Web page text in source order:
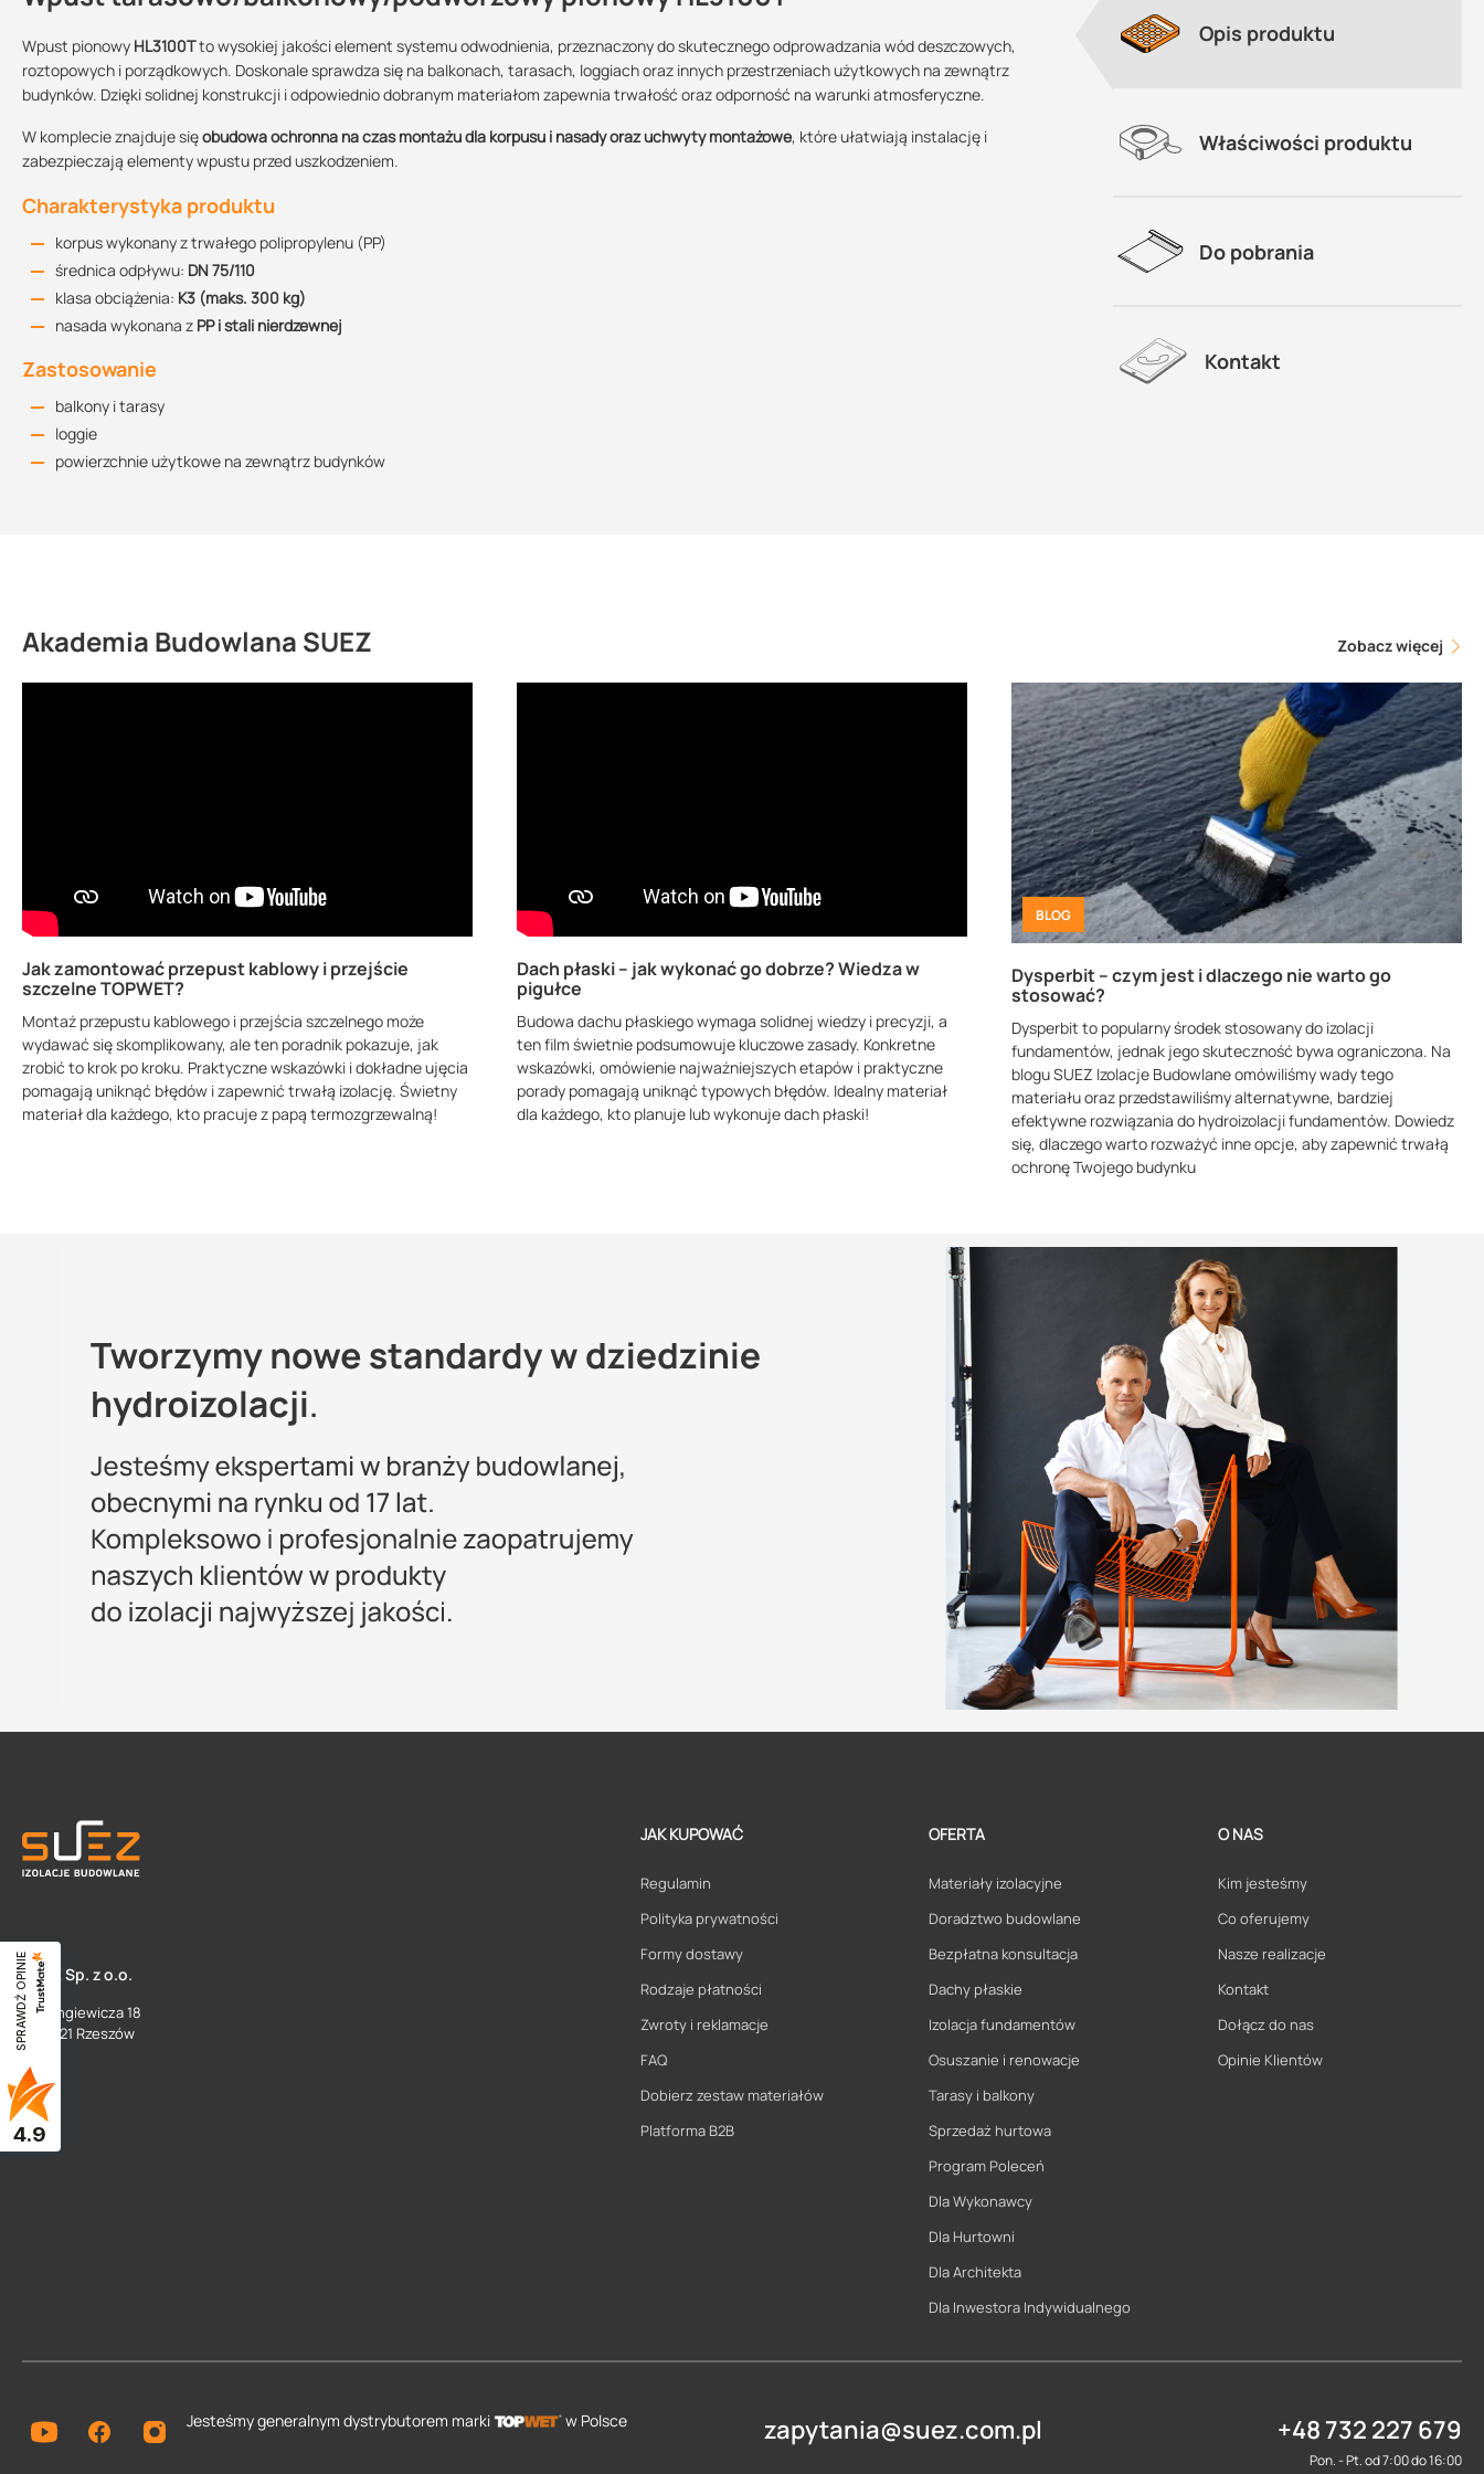
Wpust pionowy HL3100Tto wysokiej jakości element systemu odwodnienia, przeznaczony do skutecznego odprowadzania wód deszczowych,
roztopowych i porządkowych. Doskonale sprawdza się na balkonach, tarasach, loggiach oraz innych przestrzeniach użytkowych na zewnątrz
budynków. Dzięki solidnej konstrukcji i odpowiednio dobranym materiałom zapewnia trwałość oraz odporność na warunki atmosferyczne.
W komplecie znajduje sięobudowa ochronna na czas montażu dla korpusu i nasady oraz uchwyty montażowe, które ułatwiają instalację i
zabezpieczają elementy wpustu przed uszkodzeniem.
Charakterystyka produktu
korpus wykonany z trwałego polipropylenu (PP)
średnica odpływu: DN 75/110
klasa obciążenia: K3 (maks. 300 kg)
nasada wykonana z PP i stali nierdzewnej
Zastosowanie
balkony i tarasy
loggie
powierzchnie użytkowe na zewnątrz budynków
Wariant:
nieogrzewany
Średnica:
70/100
Sprzedajemy na:
sztuki
Podlega zwrotowi?:
tak
Rysunek techniczny
POBIERZ
Deklaracja właściwości użytkowych
Maszy pytania lub wątpliwości?
Skontaktuj się z nami
Opis produktu
Właściwości produktu
Do pobrania
Kontakt
Akademia Budowlana SUEZ Zobacz więcej
Jak zamontować przepust kablowy i przejście
szczelne TOPWET?
Montaż przepustu kablowego i przejścia szczelnego może
wydawać się skomplikowany, ale ten poradnik pokazuje, jak
zrobić to krok po kroku. Praktyczne wskazówki i dokładne ujęcia
pomagają uniknąć błędów i zapewnić trwałą izolację. Świetny
materiał dla każdego, kto pracuje z papą termozgrzewalną!
Dach płaski – jak wykonać go dobrze? Wiedza w
pigułce
Budowa dachu płaskiego wymaga solidnej wiedzy i precyzji, a
ten film świetnie podsumowuje kluczowe zasady. Konkretne
wskazówki, omówienie najważniejszych etapów i praktyczne
porady pomagają uniknąć typowych błędów. Idealny materiał
dla każdego, kto planuje lub wykonuje dach płaski!
BLOG
Dysperbit – czym jest i dlaczego nie warto go
stosować?
Dysperbit to popularny środek stosowany do izolacji
fundamentów, jednak jego skuteczność bywa ograniczona. Na
blogu SUEZ Izolacje Budowlane omówiliśmy wady tego
materiału oraz przedstawiliśmy alternatywne, bardziej
efektywne rozwiązania do hydroizolacji fundamentów. Dowiedz
się, dlaczego warto rozważyć inne opcje, aby zapewnić trwałą
ochronę Twojego budynku
SUEZ Sp. z o.o.
ul. Langiewicza 18
35 - 021 Rzeszów
JAK KUPOWAĆ
Regulamin
Polityka prywatności
Formy dostawy
Rodzaje płatności
Zwroty i reklamacje
FAQ
Dobierz zestaw materiałów
Platforma B2B
OFERTA
Materiały izolacyjne
Doradztwo budowlane
Bezpłatna konsultacja
Dachy płaskie
Izolacja fundamentów
Osuszanie i renowacje
Tarasy i balkony
Sprzedaż hurtowa
Program Poleceń
Dla Wykonawcy
Dla Hurtowni
Dla Architekta
Dla Inwestora Indywidualnego
O NAS
Kim jesteśmy
Co oferujemy
Nasze realizacje
Kontakt
Dołącz do nas
Opinie Klientów
Jesteśmy generalnym dystrybutorem marki w Polsce zapytania@suez.com.pl +48 732 227 679
Pon. - Pt. od 7:00 do 16:00
SPRAWDŹ OPINIE
4.9